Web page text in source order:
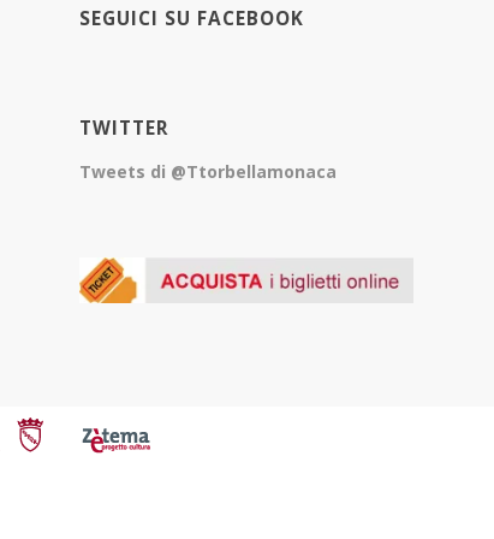
SEGUICI SU FACEBOOK
TWITTER
Tweets di @Ttorbellamonaca